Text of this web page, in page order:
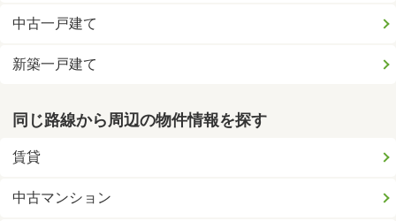
中古一戸建て
新築一戸建て
同じ路線から周辺の物件情報を探す
賃貸
中古マンション